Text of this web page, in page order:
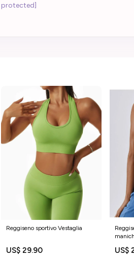
protected]
Reggiseno sportivo Vestaglia
US$ 29.90 US$